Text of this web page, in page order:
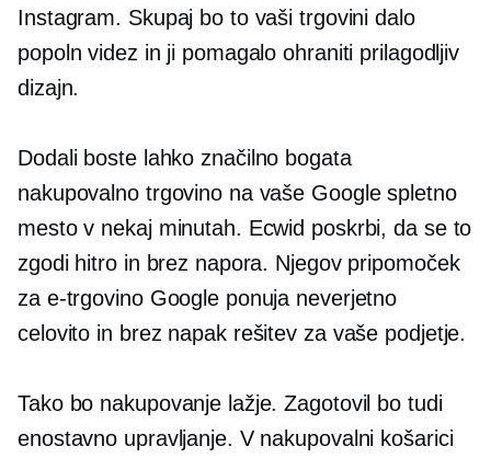
Instagram. Skupaj bo to vaši trgovini dalo
popoln videz in ji pomagalo ohraniti prilagodljiv
dizajn.
Dodali boste lahko značilno bogata
nakupovalno trgovino na vaše Google spletno
mesto v nekaj minutah. Ecwid poskrbi, da se to
zgodi hitro in brez napora. Njegov pripomoček
za e-trgovino Google ponuja neverjetno
celovito in brez napakrešitev za vaše podjetje.
Tako bo nakupovanje lažje. Zagotovil bo tudi
enostavno upravljanje. V nakupovalni košarici